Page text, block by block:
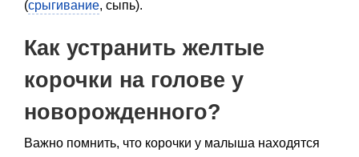
(срыгивание, сыпь).
Как устранить желтые
корочки на голове у
новорожденного?
Важно помнить, что корочки у малыша находятся